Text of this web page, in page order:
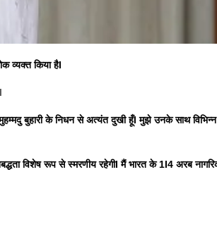
व्यक्त किया हैI
मुहम्मदु बुहारी के निधन से अत्यंत दुखी हूँI मुझे उनके साथ
विशेष रूप से स्मरणीय रहेगीI मैं भारत के 1I4 अरब